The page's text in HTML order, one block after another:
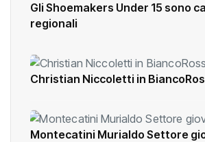
Gli Shoemakers Under 15 sono
regionali
Christian Niccoletti in
Montecatini Murialdo Settore